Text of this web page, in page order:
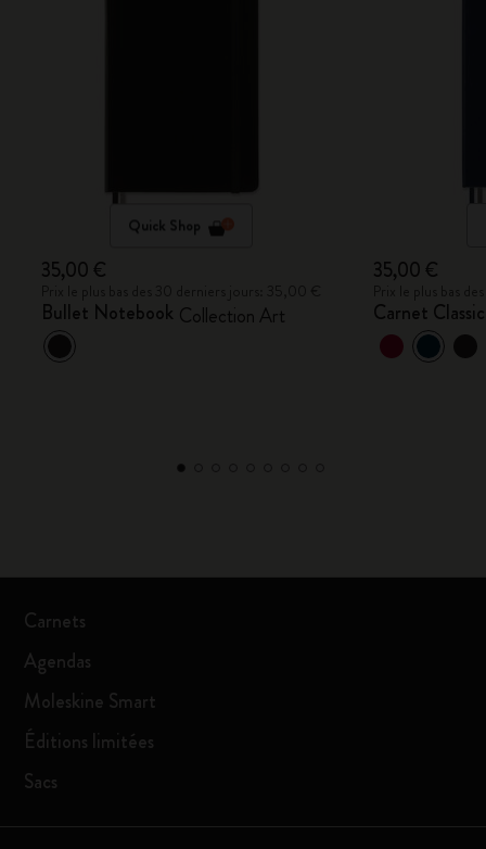
Quick Shop
35,00 €
Bullet Notebook Collection Art
35,00 €
Carnet
Carnets
Agendas
Moleskine Smart
Éditions limitées
Sacs